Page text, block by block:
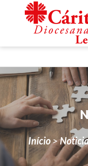
Início>